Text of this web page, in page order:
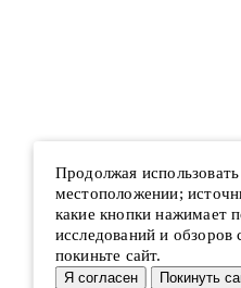
Продолжая
местоположении;
какие кнопки нажимает
исследований и
покиньте сайт.
Я согласен Покинуть